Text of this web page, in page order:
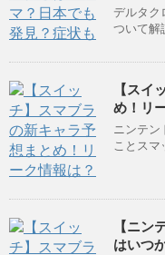
デルタク
ついて解
【スイ
め！リ
ニンテ
ことスマ
【ニン
はいつ